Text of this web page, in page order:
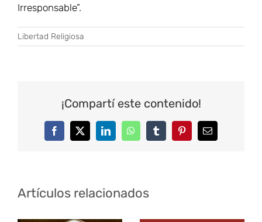
Irresponsable”.
Libertad Religiosa
¡Compartí este contenido!
FacebookTwitterLinkedInWhatsAppTumblrPinterestCorreo
electrónico
Artículos relacionados